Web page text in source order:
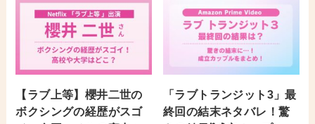
【ラブ上等】櫻井二世の
ボクシングの経歴がスゴ
「ラブトランジット3」最
終回の結末ネタバレ！驚